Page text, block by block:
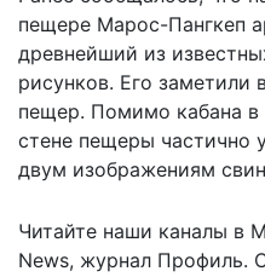
пещере Марос-Пангкеп
древнейший из
рисунков. Его заметили
пещер. Помимо кабана в
стене пещеры частично
двум изображениям
Читайте наши каналы в
News, журнал Профиль.